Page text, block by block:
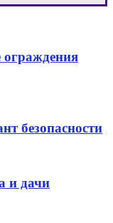
безопасности
и дачи